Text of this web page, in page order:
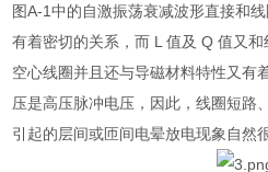
图A-1中的自激振荡衰减波形直接和
有着密切的关系，而 L值及 Q值又和
空心线圈并且还与导磁材料特性又有
压是高压脉冲电压，因此，线圈短路
引起的层间或匝间电晕放电现象自然